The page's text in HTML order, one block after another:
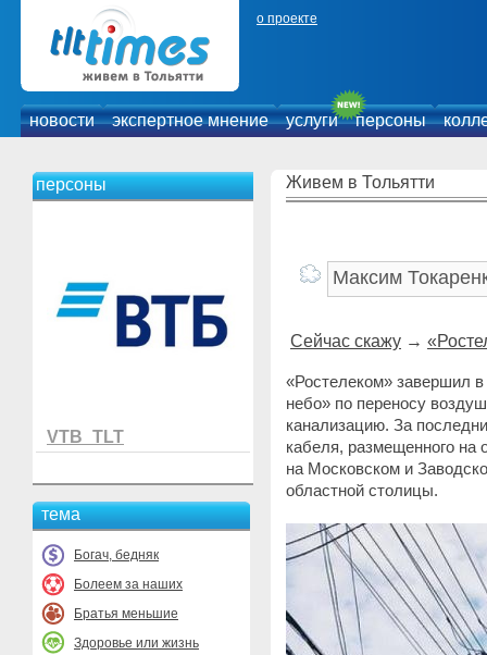
о проекте
новости экспертное мнение услуги персоны
персоны
VTB_TLT
тема
Богач, бедняк
Болеем за наших
Братья меньшие
Здоровье или жизнь
Живем в Тольятти
Сейчас скажу →
«Ростелеком» завершил
небо» по переносу
канализацию. За
кабеля, размещенного на
на Московском и
областной столицы.